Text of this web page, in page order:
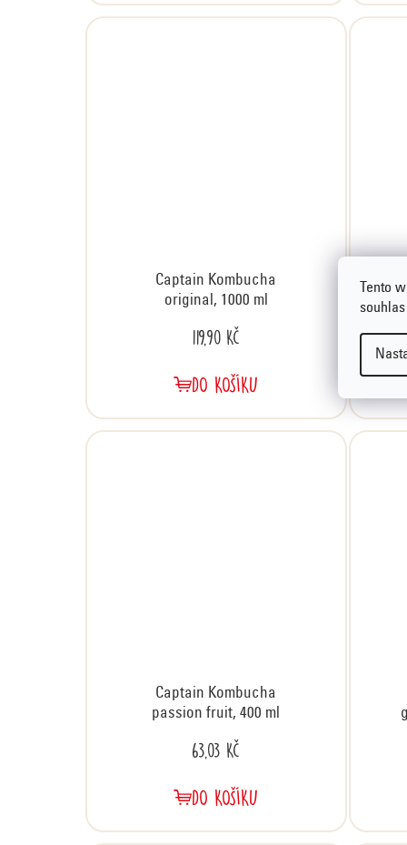
Tento
Captain Kombucha
original, 1000 ml
119,90 Kč
DO KOŠÍKU
Captain Kombucha
passion fruit, 400 ml
63,03 Kč
DO KOŠÍKU